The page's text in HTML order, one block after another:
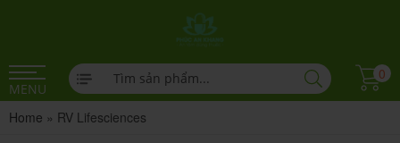
MENU
0
Home » RV Lifesciences